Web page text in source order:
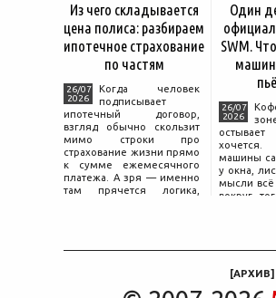
Из чего складывается
цена полиса: разбираем
ипотечное страхование
по частям
26/07
2026
Когда человек
подписывает
ипотечный договор,
взгляд обычно скользит
мимо строки про
страхование жизни прямо
к сумме ежемесячного
платежа. А зря — именно
там прячется логика,
Один
SWM.
26/07
2026
машины
у окна,
мысли всё
вокруг
[АРХИВ]